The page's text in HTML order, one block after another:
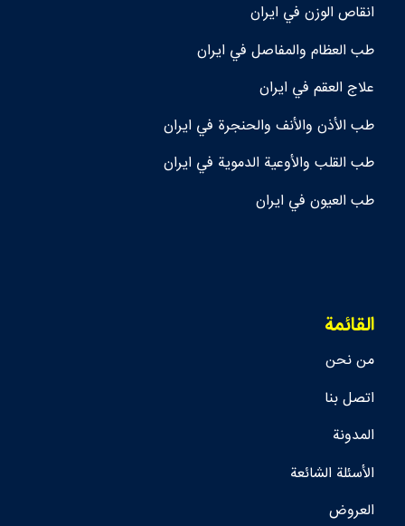
انقاص الوزن في ايران
طب العظام والمفاصل في ايران
علاج العقم في ايران
طب الأذن والأنف والحنجرة في ايران
طب القلب والأوعية الدموية في ايران
طب العيون في ايران
القائمة
من نحن
اتصل بنا
المدونة
الأسئلة الشائعة
العروض